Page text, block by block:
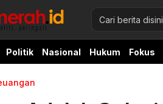
Politik Nasional Hukum Fokus